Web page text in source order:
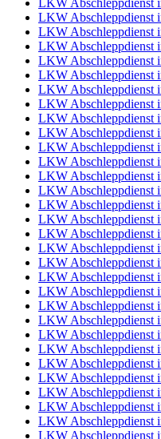
LKW Abschleppdienst
LKW Abschleppdienst
LKW Abschleppdienst
LKW Abschleppdienst
LKW Abschleppdienst
LKW Abschleppdienst
LKW Abschleppdienst
LKW Abschleppdienst
LKW Abschleppdienst
LKW Abschleppdienst
LKW Abschleppdienst
LKW Abschleppdienst
LKW Abschleppdienst
LKW Abschleppdienst
LKW Abschleppdienst
LKW Abschleppdienst
LKW Abschleppdienst
LKW Abschleppdienst
LKW Abschleppdienst
LKW Abschleppdienst
LKW Abschleppdienst
LKW Abschleppdienst
LKW Abschleppdienst
LKW Abschleppdienst
LKW Abschleppdienst
LKW Abschleppdienst
LKW Abschleppdienst
LKW Abschleppdienst
LKW Abschleppdienst
LKW Abschleppdienst
LKW Abschleppdienst